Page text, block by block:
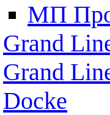
МП
Grand
Grand
Docke